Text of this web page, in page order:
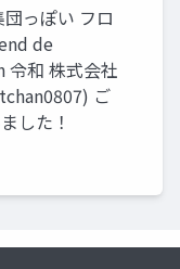
っぽい フロ
de
令和 株式会社
ご
した！